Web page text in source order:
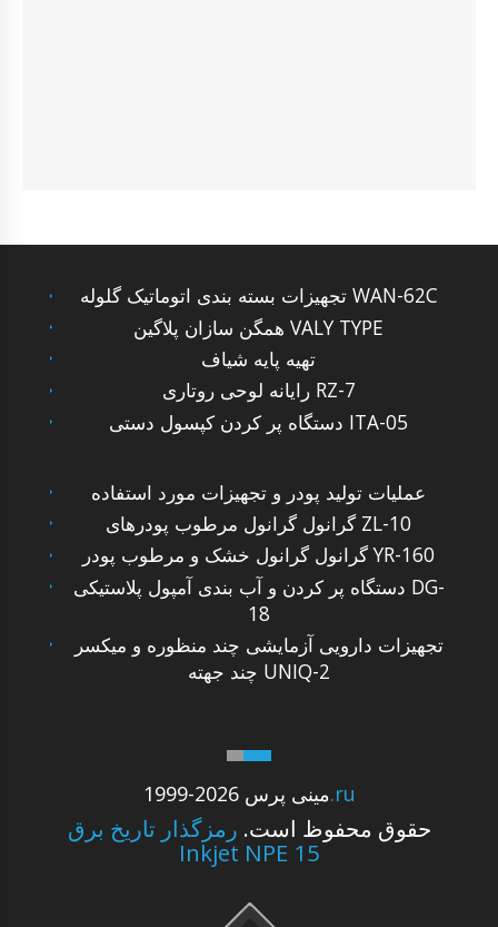
تجهیزات بسته بندی اتوماتیک گلوله WAN-62C
همگن سازان پلاگین VALY TYPE
تهیه پایه شیاف
رایانه لوحی روتاری RZ-7
دستگاه پر کردن کپسول دستی ITA-05
1999-2026 مینی پرس.ru
حقوق محفوظ است. رمزگذار تاریخ برق
Inkjet NPE 15
عملیات تولید پودر و تجهیزات مورد استفاده
گرانول گرانول مرطوب پودرهای ZL-10
گرانول گرانول خشک و مرطوب پودر YR-160
دستگاه پر کردن و آب بندی آمپول پلاستیکی DG-
18
تجهیزات دارویی آزمایشی چند منظوره و میکسر
چند جهته UNIQ-2